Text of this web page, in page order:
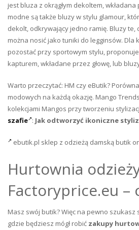
jest bluza z okrągłym dekoltem, wkładana
modne są także bluzy w stylu glamour,
dekolt, odkrywający jedno ramię. Bluzy te,
można nosić jako tuniki do legginsów. Dla
pozostać przy sportowym stylu,
kapturem, wkładane przez głowę, lub
Warto przeczytać: HM czy eButik?
modowych na każdą okazję. Mango
kolekcjami Mangos przy tworzeniu
szafie : Jak odtworzyć ikoniczne
ebutik.pl sklep z odzieżą damską butik
Hurtownia
Factoryprice.eu –
Masz swój butik? Więc na pewno
gdzie będziesz mógł robić zakupy